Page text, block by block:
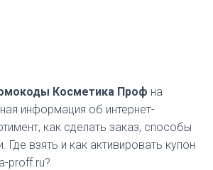
Косметика Проф на
информация об интернет-
как сделать заказ, способы
Где взять и как активировать купон
proff.ru?